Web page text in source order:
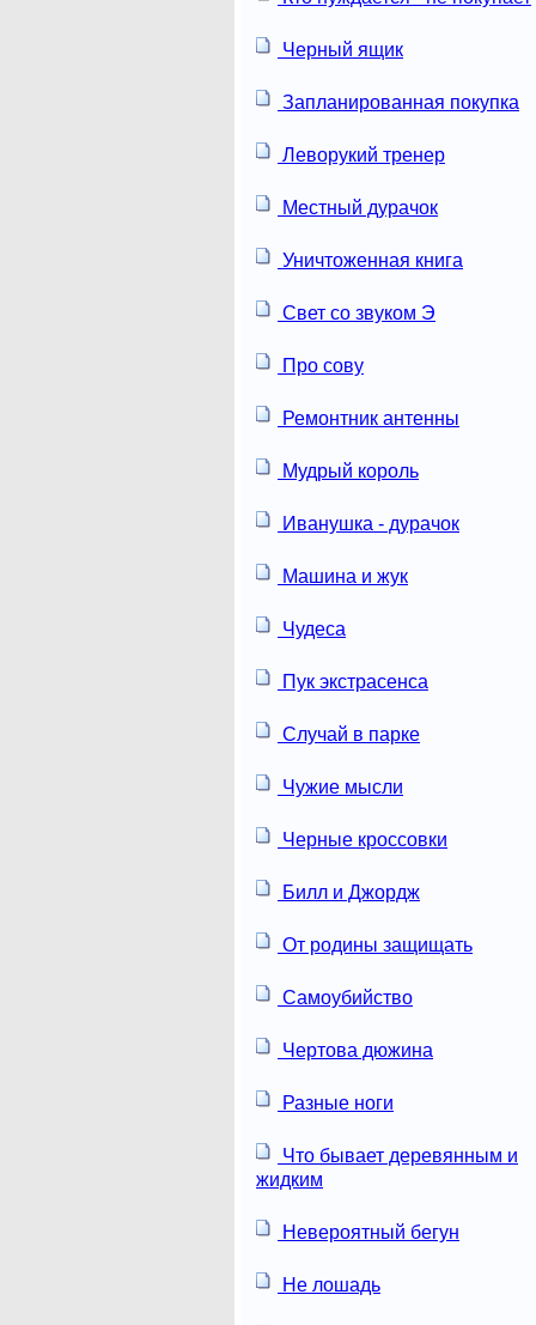
Черный ящик
Запланированная покупка
Леворукий тренер
Местный дурачок
Уничтоженная книга
Свет со звуком Э
Про сову
Ремонтник антенны
Мудрый король
Иванушка - дурачок
Машина и жук
Чудеса
Пук экстрасенса
Случай в парке
Чужие мысли
Черные кроссовки
Билл и Джордж
От родины защищать
Самоубийство
Чертова дюжина
Разные ноги
Что бывает деревянным и
жидким
Невероятный бегун
Не лошадь